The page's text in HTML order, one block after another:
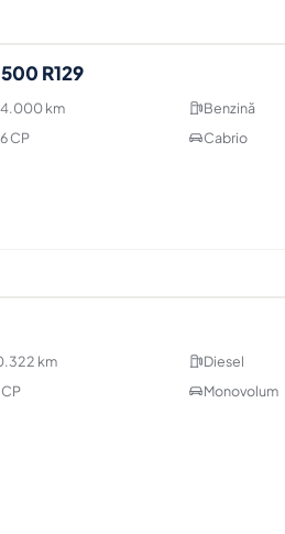
R129
km
Benzină
CP Cabrio
km
Diesel
Monovolum